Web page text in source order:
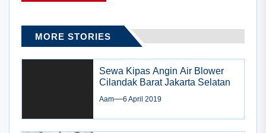
MORE STORIES
Sewa Kipas Angin Air Blower
Cilandak Barat Jakarta Selatan
Aam 6 April 2019